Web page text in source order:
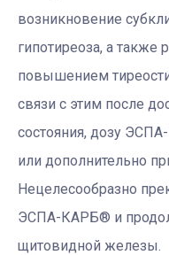
возникновение
гипотиреоза, а также
повышением
связи с этим после
состояния, дозу
или дополнительно
Нецелесообразно
ЭСПА-КАРБ® и
щитовидной железы.